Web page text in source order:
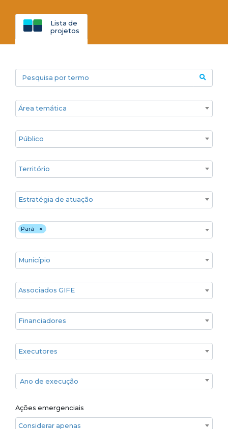
Lista de
projetos
Pesquisa por termo
Áreas temáticas
Público
Territórios
Estratégia de atuação
Estado×
Pará
Cidade
Associados GIFE
Financiadores
Executores
Ano de execução
Ano de execução
Ações emergenciais
Considerar apenas ações emergenciais